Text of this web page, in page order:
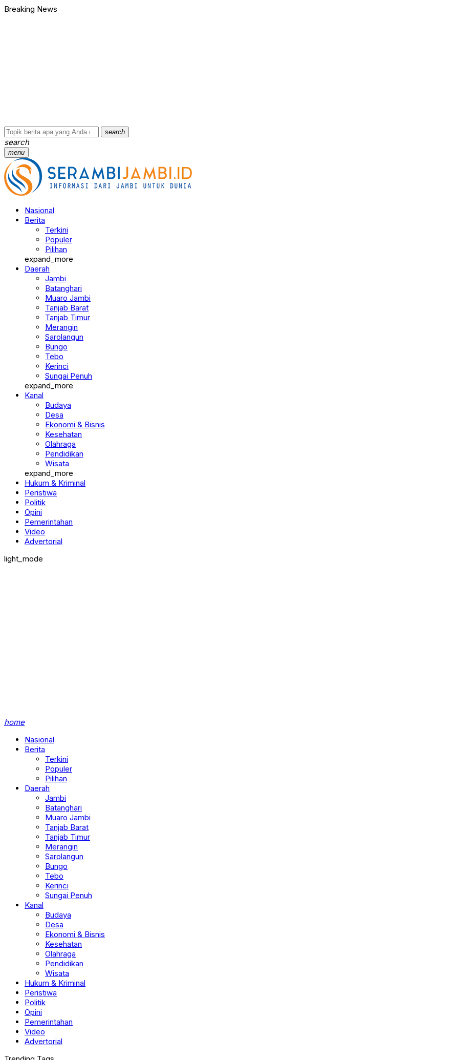
Breaking News
search
search
menu
Nasional
Berita
Terkini
Populer
Pilihan
expand_more
Daerah
Jambi
Batanghari
Muaro Jambi
Tanjab Barat
Tanjab Timur
Merangin
Sarolangun
Bungo
Tebo
Kerinci
Sungai Penuh
expand_more
Kanal
Budaya
Desa
Ekonomi & Bisnis
Kesehatan
Olahraga
Pendidikan
Wisata
expand_more
Hukum & Kriminal
Peristiwa
Politik
Opini
Pemerintahan
Video
Advertorial
light_mode
home
Nasional
Berita
Terkini
Populer
Pilihan
Daerah
Jambi
Batanghari
Muaro Jambi
Tanjab Barat
Tanjab Timur
Merangin
Sarolangun
Bungo
Tebo
Kerinci
Sungai Penuh
Kanal
Budaya
Desa
Ekonomi & Bisnis
Kesehatan
Olahraga
Pendidikan
Wisata
Hukum & Kriminal
Peristiwa
Politik
Opini
Pemerintahan
Video
Advertorial